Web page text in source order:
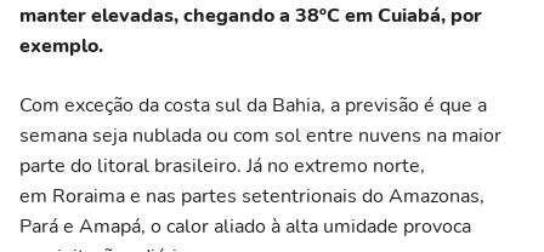
manter elevadas, chegando a 38ºC em Cuiabá, por
exemplo.
Com exceção da costa sul da Bahia, a previsão é que a
semana seja nublada ou com sol entre nuvens na maior
parte do litoral brasileiro. Já no extremo norte,
em Roraima e nas partes setentrionais do Amazonas,
Pará e Amapá, o calor aliado à alta umidade provoca